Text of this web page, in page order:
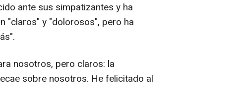
ante sus simpatizantes y ha
"claros" y "dolorosos", pero ha
nosotros, pero claros: la
sobre nosotros. He felicitado al